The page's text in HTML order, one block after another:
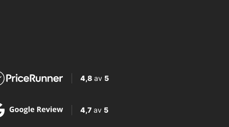
4,8av 5
4,7av 5